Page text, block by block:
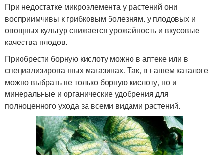
При недостатке микроэлемента у растений они
восприимчивы к грибковым болезням, у плодовых и
овощных культур снижается урожайность и вкусовые
качества плодов.
Приобрести борную кислоту можно в аптеке или в
специализированных магазинах. Так, в нашем каталоге
можно выбрать не только борную кислоту, но и
минеральные и органические удобрения для
полноценного ухода за всеми видами растений.